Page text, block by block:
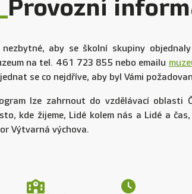
Provozní
nezbytné, aby se školní skupiny
na tel. 461 723 855 nebo emailu
se co nejdříve, aby byl Vámi
lze zahrnout do vzdělávací oblasti
kde žijeme, Lidé kolem nás a Lidé a
Výtvarná výchova.